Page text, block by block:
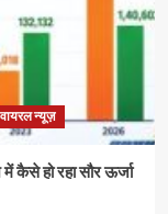
वायरल न्यूज़
हो रहा सौर ऊर्जा